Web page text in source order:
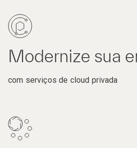
Modernize sua
com serviços de cloud privada